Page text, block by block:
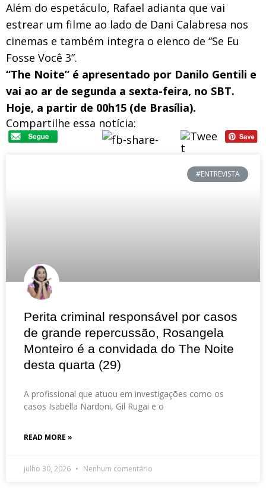
Além do espetáculo, Rafael adianta que vai
estrear um filme ao lado de Dani Calabresa nos
cinemas e também integra o elenco de “Se Eu
Fosse Você 3”.
“The Noite” é apresentado por Danilo Gentili e
vai ao ar de segunda a sexta-feira, no SBT.
Hoje, a partir de 00h15 (de Brasília).
Compartilhe essa notícia:
#ENTREVISTA
Perita criminal responsável por casos
de grande repercussão, Rosangela
Monteiro é a convidada do The Noite
desta quarta (29)
A profissional que atuou em investigações como os
casos Isabella Nardoni, Gil Rugai e o
READ MORE »
julho 30, 2026 Nenhum comentário